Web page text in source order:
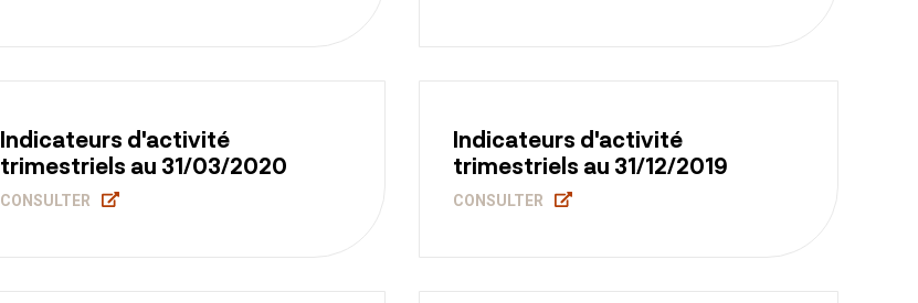
Indicateurs d'activité
trimestriels au 31/03/2020
CONSULTER
Indicateurs d'activité
trimestriels au 31/12/2019
CONSULTER